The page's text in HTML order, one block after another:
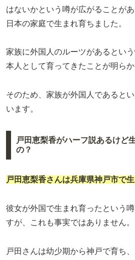
はないかという噂が広がることが
日本の家庭で生まれ育ちました。
家族に外国人のルーツがあるとい
本人として育ってきたことが明らか
そのため、家族が外国人であると
います。
戸田恵梨香がハーフ説あるけど
の？
戸田恵梨香さんは兵庫県神戸市で生
彼女が外国で生まれ育ったという
すが、これも事実ではありません。
戸田さんは幼少期から神戸で育ち